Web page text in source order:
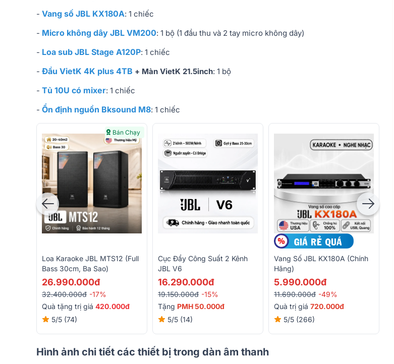
- Vang số JBL KX180A: 1 chiếc
- Micro không dây JBL VM200: 1 bộ (1 đầu thu và 2 tay micro không dây)
- Loa sub JBL Stage A120P: 1 chiếc
- Đầu VietK 4K plus 4TB + Màn VietK 21.5inch: 1 bộ
- Tủ 10U có mixer: 1 chiếc
- Ổn định nguồn Bksound M8: 1 chiếc
Bán Chạy
Loa Karaoke JBL MTS12 (full
Bass 30cm, Ba Sao)
26.990.000đ
32.400.000đ -17%
Quà tặng trị giá 420.000đ
5/5 (74)
Cục Đẩy Công Suất 2 Kênh
JBL V6
16.290.000đ
19.150.000đ -15%
Tặng PMH 50.000đ
5/5 (14)
Vang Số JBL KX180A (Chính
Hãng)
5.990.000đ
11.690.000đ -49%
Quà trị giá 720.000đ
5/5 (266)
Hình ảnh chi tiết các thiết bị trong dàn âm thanh